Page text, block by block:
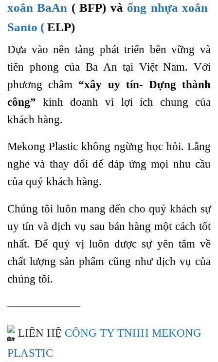
xoắn BaAn ( BFP) và ống nhựa xoắn
Santo ( ELP)
Dựa vào nên tảng phát triển bền vững và
tiên phong của Ba An tại Việt Nam. Với
phương châm “xây uy tín- Dựng thành
công” kinh doanh vì lợi ích chung của
khách hàng.
Mekong Plastic không ngừng học hỏi. Lắng
nghe và thay đổi để đáp ứng mọi nhu cầu
của quý khách hàng.
Chúng tôi luôn mang đến cho quý khách sự
uy tín và dịch vụ sau bán hàng một cách tốt
nhất. Để quý vị luôn được sự yên tâm về
chất lượng sản phẩm cũng như dịch vụ của
chúng tôi.
——————–
LIÊN HỆ CÔNG TY TNHH MEKONG
PLASTIC